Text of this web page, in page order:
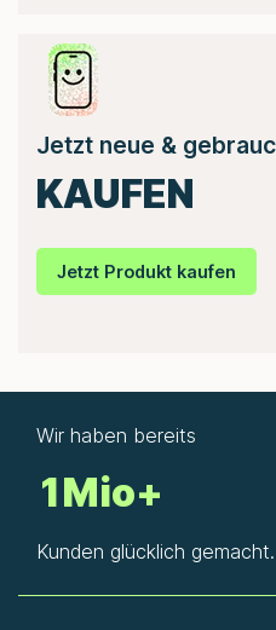
Jetzt neue &
KAUFEN
Jetzt Produkt kaufen
Wir haben bereits
1Mio+
Kunden glücklich gemacht.